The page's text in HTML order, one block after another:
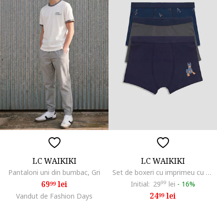
LC WAIKIKI
Pantaloni uni din bumbac, Gri
6999lei
Vandut de Fashion Days
LC WAIKIKI
Set de boxeri cu imprimeu cu caini - 3 perechi, Gri inchis/Bleumarin
Initial: 2999 lei - 16%
2499lei